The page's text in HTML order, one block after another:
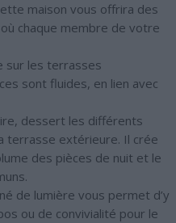
maison vous offrira des
chaque membre de votre
sur les terrasses
sont fluides, en lien avec
dessert les différents
terrasse extérieure. Il crée
des pièces de nuit et le
de lumière vous permet d’y
ou de convivialité pour le